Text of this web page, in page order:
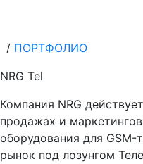
/ ПОРТФОЛИО
NRG Tel
Компания NRG
продажах и
оборудования для
рынок под лозунгом